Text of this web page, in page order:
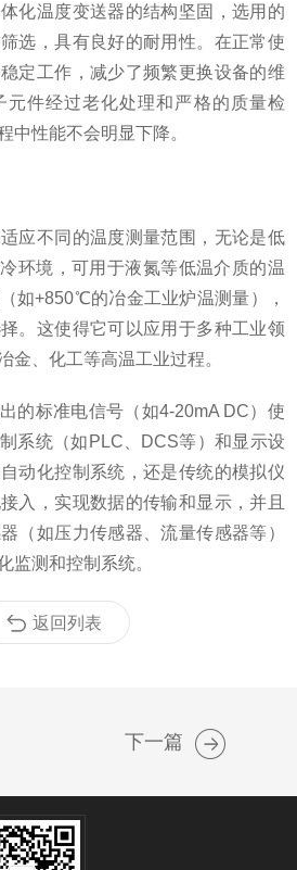
温度变送器的结构坚固，选用的
选，具有良好的耐用性。在正常使
定工作，减少了频繁更换设备的维
元件经过老化处理和严格的质量检
中性能不会明显下降。
不同的温度测量范围，无论是低
环境，可用于液氮等低温介质的温
如+850℃的冶金工业炉温测量），
。这使得它可以应用于多种工业领
金、化工等高温工业过程。
标准电信号（如4-20mA DC）使
系统（如PLC、DCS等）和显示设
动化控制系统，还是传统的模拟仪
入，实现数据的传输和显示，并且
（如压力传感器、流量传感器等）
监测和控制系统。
返回列表
下一篇